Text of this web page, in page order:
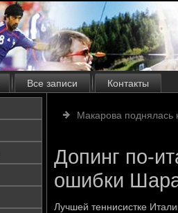
Все записи Контакты
Макарова поднялась
Допинг по-
ошибки
Лучшей теннисистке